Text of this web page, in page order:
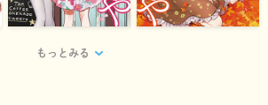
もっとみる